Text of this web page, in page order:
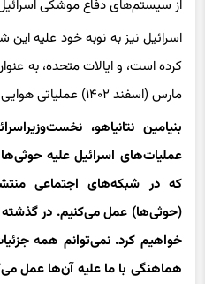
بیشتر این موشک‌ها رهگیری
از سیستم‌های دفاع موشکی اسرائیل
اسرائیل نیز به نوبه خود علیه
کرده است، و ایالات متحده، به
مارس (اسفند ۱۴۰۲) عملیاتی هوایی علیه آن‌ها آغاز کرده است.
بنیامین نتانیاهو،
عملیات‌های اسرائیل علیه
که در شبکه‌های اجتماعی
(حوثی‌ها) عمل می‌کنیم. در گذشته
خواهیم کرد. نمی‌توانم همه‌